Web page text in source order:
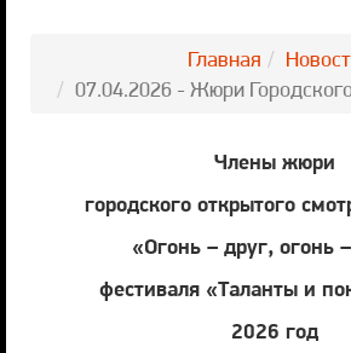
Главная
07.04.2026 - Жюри
Члены жюри
городского открытого
«Огонь – друг, огонь
фестиваля «Таланты и
2026 год